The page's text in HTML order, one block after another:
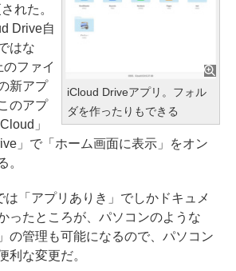
iCloud Driveアプリ。フォル
ダを作ったりもできる
れた。
Drive自
はな
ファイ
新アプ
のアプ
」
」で「ホーム画面に表示」をオン
。
「アプリありき」でしかドキュメ
ったところが、パソコンのような
の管理も可能になるので、パソコン
利な変更だ。